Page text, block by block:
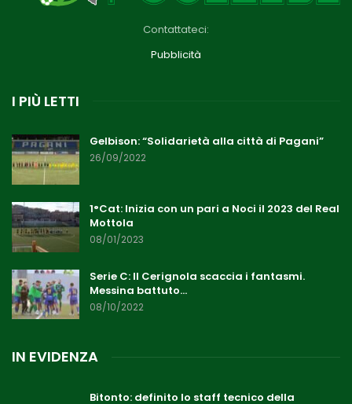
Contattateci:
Pubblicità
I PIÙ LETTI
Gelbison: “Solidarietà alla città di Pagani”
26/09/2022
1°Cat: Inizia con un pari a Noci il 2023 del Real
Mottola
08/01/2023
Serie C: Il Cerignola scaccia i fantasmi.
Messina battuto…
08/10/2022
IN EVIDENZA
Bitonto: definito lo staff tecnico della